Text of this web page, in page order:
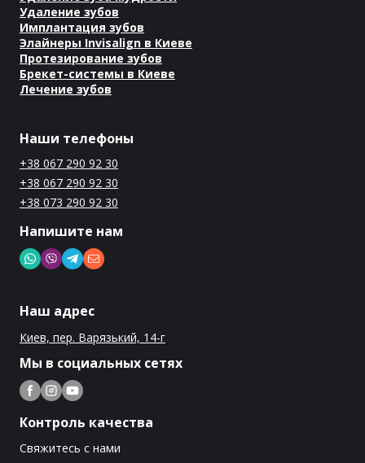
Удаление зубов
Имплантация зубов
Элайнеры Invisalign в Киеве
Протезирование зубов
Брекет-системы в Киеве
Лечение зубов
Наши телефоны
+38 067 290 92 30
+38 067 290 92 30
+38 073 290 92 30
Напишите нам
Наш адрес
Киев, пер. Варязький, 14-г
Мы в социальных сетях
Контроль качества
Свяжитесь с нами